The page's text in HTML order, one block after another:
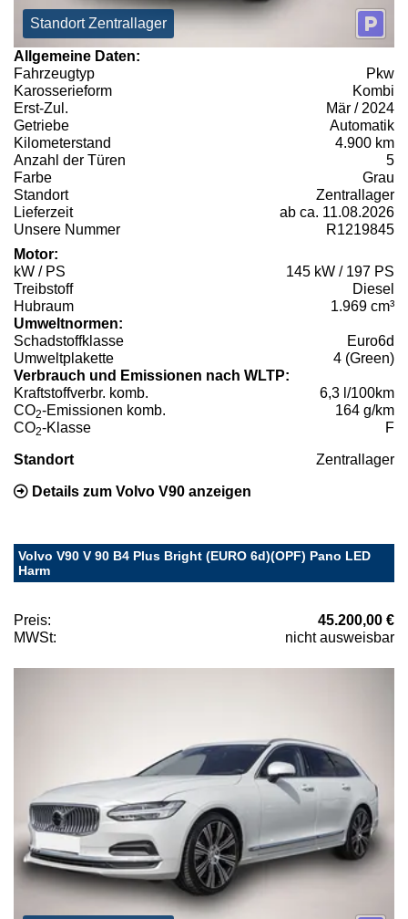
Standort Zentrallager
Allgemeine Daten:
Fahrzeugtyp
Pkw
Karosserieform
Kombi
Erst-Zul.
Mär / 2024
Getriebe
Automatik
Kilometerstand
4.900 km
Anzahl der Türen
5
Farbe
Grau
Standort
Zentrallager
Lieferzeit
ab ca. 11.08.2026
Unsere Nummer
R1219845
Motor:
kW / PS
145 kW / 197 PS
Treibstoff
Diesel
Hubraum
1.969 cm³
Umweltnormen:
Schadstoffklasse
Euro6d
Umweltplakette
4 (Green)
Verbrauch und Emissionen nach WLTP:
Kraftstoffverbr. komb.
6,3 l/100km
CO2-Emissionen komb.
164 g/km
CO2-Klasse F
Standort Zentrallager
Details zum Volvo V90 anzeigen
Volvo V90 V 90 B4 Plus Bright (EURO 6d)(OPF) Pano LED
Harm
Preis:
45.200,00 €
MWSt:
nicht ausweisbar